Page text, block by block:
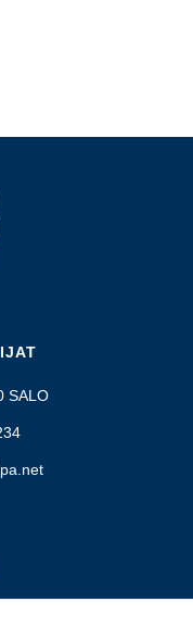
SALO